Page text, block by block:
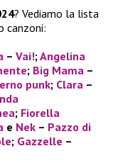
? Vediamo la lista
canzoni:
– Vai!; Angelina
; Big Mama –
punk; Clara –
; Fiorella
e Nek – Pazzo di
; Gazzelle –